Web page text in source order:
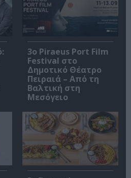
3o Piraeus Port Film
Festival στο
Δημοτικό Θέατρο
Πειραιά – Από τη
Βαλτική στη
Μεσόγειο